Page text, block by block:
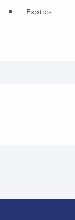
Exotics